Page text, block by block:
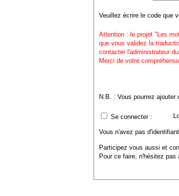
Veuillez écrire le code que
Attention : le projet "Les
que vous validez la
contacter l'administrateur
Merci de votre
N.B. : Vous pourrez
Se connecter :
Vous n'avez pas
Participez vous aussi et
Pour ce faire, n'hésitez pas